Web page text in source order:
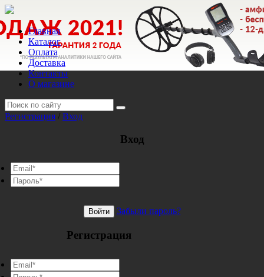
Главная
Каталог
Оплата
Доставка
Контакты
О магазине
Регистрация / Вход
Вход
Войти Забыли пароль?
Регистрация